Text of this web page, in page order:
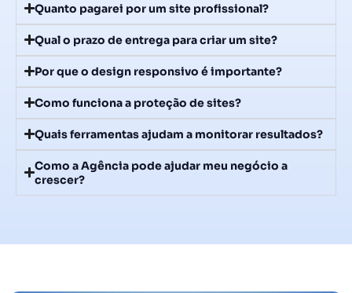
Quanto pagarei por um site profissional?
Qual o prazo de entrega para criar um site?
Por que o design responsivo é importante?
Como funciona a proteção de sites?
Quais ferramentas ajudam a monitorar resultados?
Como a Agência pode ajudar meu negócio a
crescer?